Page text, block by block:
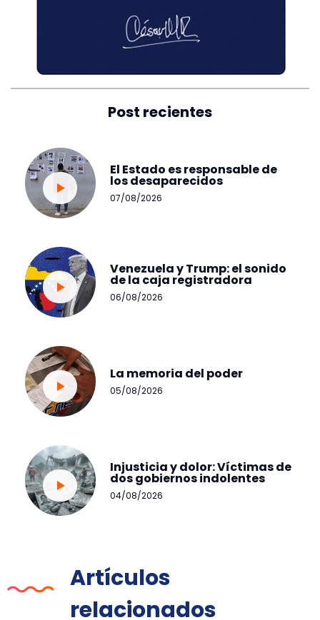
Post recientes
El Estado es responsable de
los desaparecidos
07/08/2026
Venezuela y Trump: el sonido
de la caja registradora
06/08/2026
La memoria del poder
05/08/2026
Injusticia y dolor: Víctimas de
dos gobiernos indolentes
04/08/2026
Artículos
relacionados